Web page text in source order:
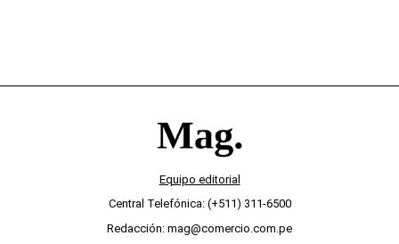
Equipo editorial
Central Telefónica: (+511) 311-6500
Redacción: mag@comercio.com.pe